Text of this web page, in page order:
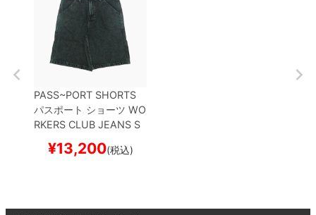
PASS~PORT SHORTS
パスポート ショーツ WO
RKERS CLUB JEANS S
N OVER DIEスケートボ
¥13,200(税込)